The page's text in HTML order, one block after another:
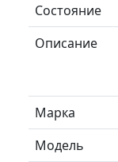
Состояние
Описание
Марка
Модель